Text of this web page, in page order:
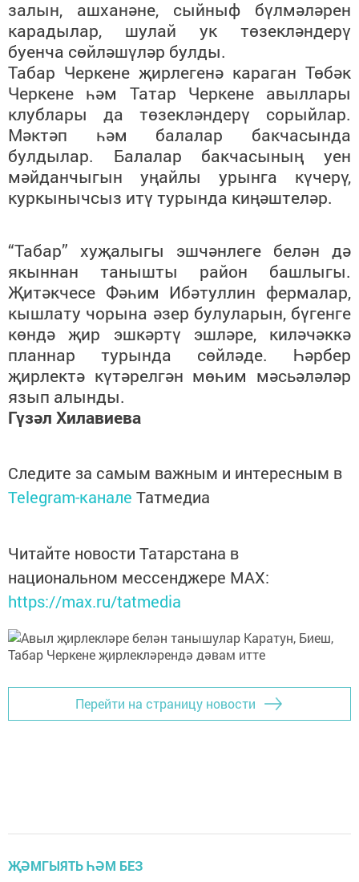
залын, ашханәне, сыйныф бүлмәләрен
карадылар, шулай ук төзекләндерү
буенча сөйләшүләр булды.
Табар Черкене җирлегенә караган Төбәк
Черкене һәм Татар Черкене авыллары
клублары да төзекләндерү сорыйлар.
Мәктәп һәм балалар бакчасында
булдылар. Балалар бакчасының уен
мәйданчыгын уңайлы урынга күчерү,
куркынычсыз итү турында киңәштеләр.
“Табар” хуҗалыгы эшчәнлеге белән дә
якыннан танышты район башлыгы.
Җитәкчесе Фәһим Ибәтуллин фермалар,
кышлату чорына әзер булуларын, бүгенге
көндә җир эшкәртү эшләре, киләчәккә
планнар турында сөйләде. Һәрбер
җирлектә күтәрелгән мөһим мәсьәләләр
язып алынды.
Гүзәл Хилавиева
Следите за самым важным и интересным в
Telegram-канале Татмедиа
Читайте новости Татарстана в
национальном мессенджере MАХ:
https://max.ru/tatmedia
Перейти на страницу новости
ҖӘМГЫЯТЬ ҺӘМ БЕЗ